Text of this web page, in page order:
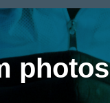
photos